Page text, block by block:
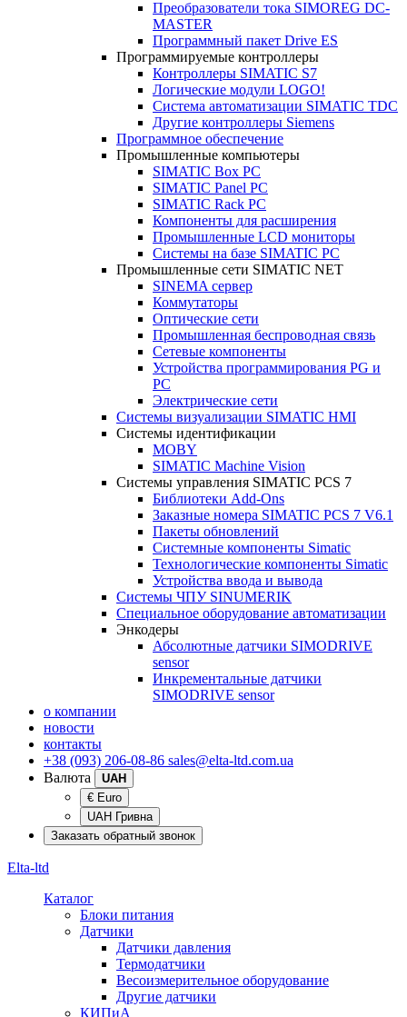
Преобразователи тока SIMOREG DC-
MASTER
Программный пакет Drive ES
Программируемые контроллеры
Контроллеры SIMATIC S7
Логические модули LOGO!
Система автоматизации SIMATIC TDC
Другие контроллеры Siemens
Программное обеспечение
Промышленные компьютеры
SIMATIC Box PC
SIMATIC Panel PС
SIMATIC Rack PC
Компоненты для расширения
Промышленные LCD мониторы
Системы на базе SIMATIC PC
Промышленные сети SIMATIC NET
SINEMA сервер
Коммутаторы
Оптические сети
Промышленная беспроводная связь
Сетевые компоненты
Устройства программирования PG и
PC
Электрические сети
Системы визуализации SIMATIC HMI
Системы идентификации
MOBY
SIMATIC Machine Vision
Системы управления SIMATIC PCS 7
Библиотеки Add-Ons
Заказные номера SIMATIC PCS 7 V6.1
Пакеты обновлений
Системные компоненты Simatic
Технологические компоненты Simatic
Устройства ввода и вывода
Системы ЧПУ SINUMERIK
Специальное оборудование автоматизации
Энкодеры
Абсолютные датчики SIMODRIVE
sensor
Инкрементальные датчики
SIMODRIVE sensor
о компании
новости
контакты
+38 (093) 206-08-86 sales@elta-ltd.com.ua
Валюта
UAH
€ Euro
UAH Гривна
Заказать обратный звонок
Elta-ltd
Каталог
Блоки питания
Датчики
Датчики давления
Термодатчики
Весоизмерительное оборудование
Другие датчики
КИПиА